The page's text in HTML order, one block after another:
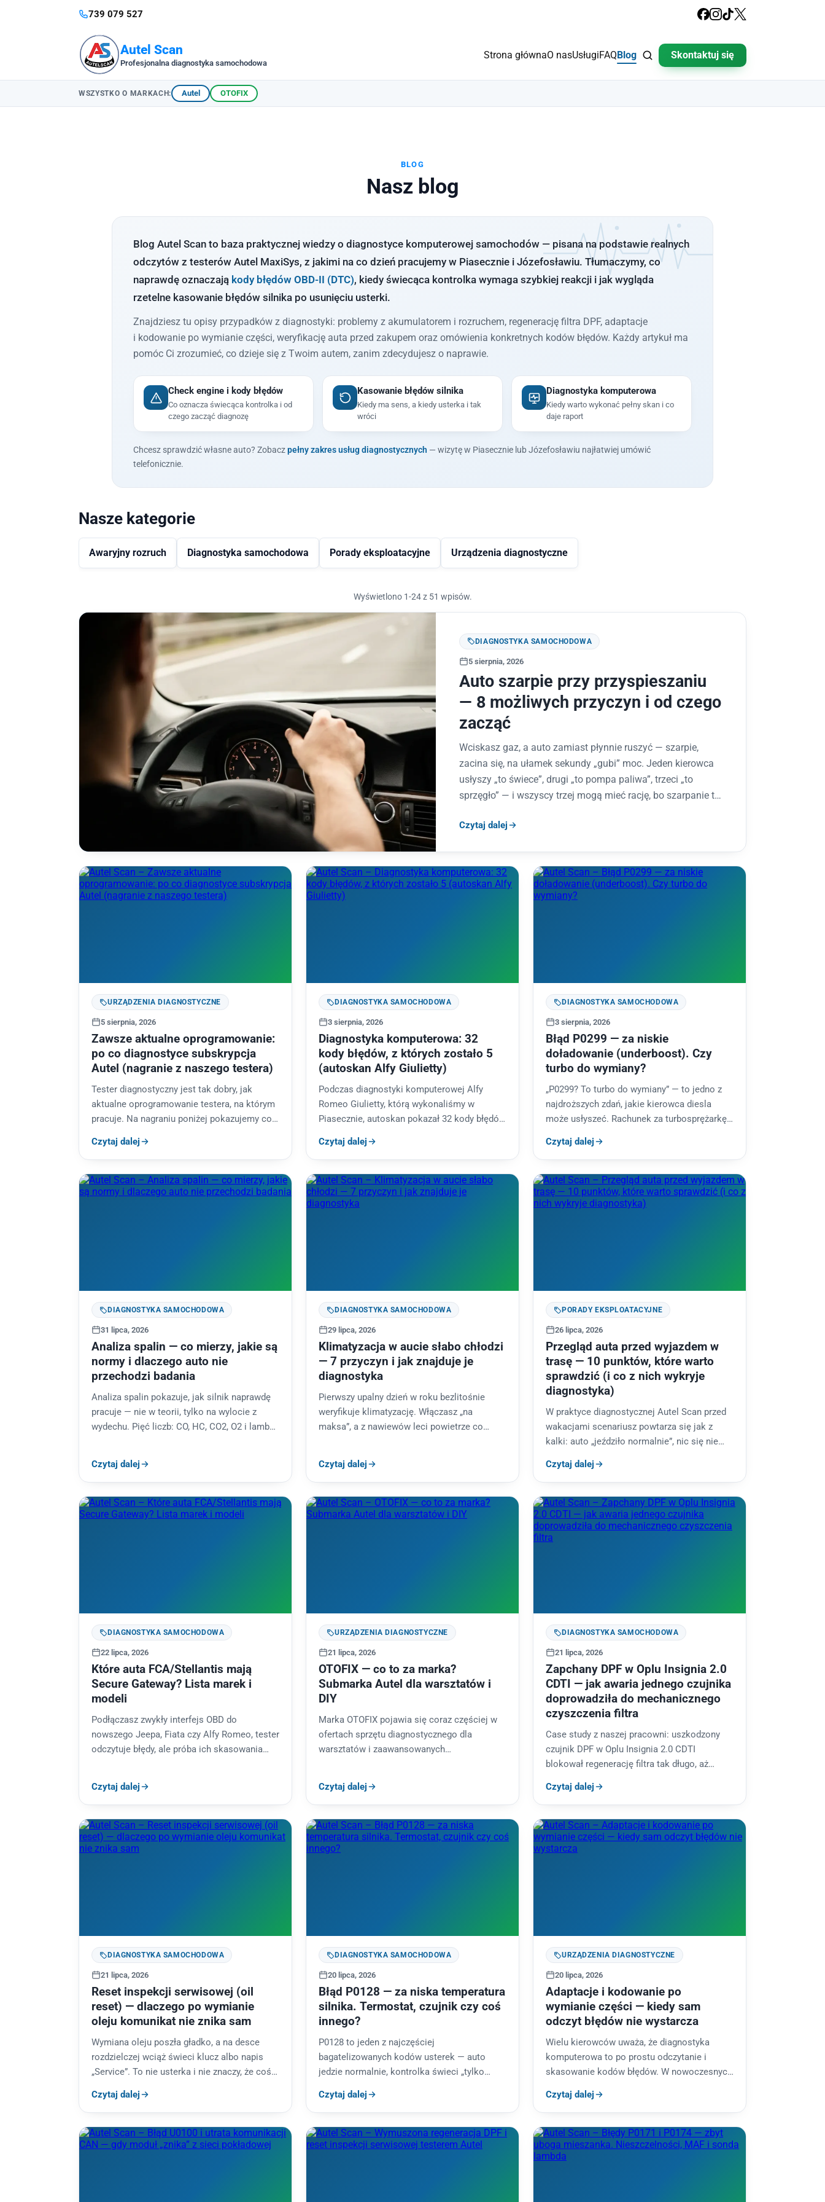
739 079 527
Autel Scan
Profesjonalna diagnostyka samochodowa
Strona głównaO nasUsługiFAQBlog Skontaktuj się
WSZYSTKO O MARKACH: Autel OTOFIX
BLOG
Nasz blog
Blog Autel Scan to baza praktycznej wiedzy o diagnostyce komputerowej samochodów — pisana na podstawie realnych
odczytów z testerów Autel MaxiSys, z jakimi na co dzień pracujemy w Piasecznie i Józefosławiu. Tłumaczymy, co
naprawdę oznaczają kody błędów OBD-II (DTC), kiedy świecąca kontrolka wymaga szybkiej reakcji i jak wygląda
rzetelne kasowanie błędów silnika po usunięciu usterki.
Znajdziesz tu opisy przypadków z diagnostyki: problemy z akumulatorem i rozruchem, regenerację filtra DPF, adaptacje
i kodowanie po wymianie części, weryfikację auta przed zakupem oraz omówienia konkretnych kodów błędów. Każdy artykuł ma
pomóc Ci zrozumieć, co dzieje się z Twoim autem, zanim zdecydujesz o naprawie.
Check engine i kody błędów
Co oznacza świecąca kontrolka i od
czego zacząć diagnozę
Kasowanie błędów silnika
Kiedy ma sens, a kiedy usterka i tak
wróci
Diagnostyka komputerowa
Kiedy warto wykonać pełny skan i co
daje raport
Chcesz sprawdzić własne auto? Zobaczpełny zakres usług diagnostycznych — wizytę w Piasecznie lub Józefosławiu najłatwiej umówić
telefonicznie.
Nasze kategorie
Awaryjny rozruch Diagnostyka samochodowa Porady eksploatacyjne Urządzenia diagnostyczne
Wyświetlono 1-24 z 51 wpisów.
DIAGNOSTYKA SAMOCHODOWA
5 sierpnia, 2026
Auto szarpie przy przyspieszaniu
— 8 możliwych przyczyn i od czego
zacząć
Wciskasz gaz, a auto zamiast płynnie ruszyć — szarpie,
zacina się, na ułamek sekundy „gubi” moc. Jeden kierowca
usłyszy „to świece”, drugi „to pompa paliwa”, trzeci „to
sprzęgło” — i wszyscy trzej mogą mieć rację, bo szarpanie to
Czytaj dalej
URZĄDZENIA DIAGNOSTYCZNE
5 sierpnia, 2026
Zawsze aktualne oprogramowanie:
po co diagnostyce subskrypcja
Autel (nagranie z naszego testera)
Tester diagnostyczny jest tak dobry, jak
aktualne oprogramowanie testera, na którym
pracuje. Na nagraniu poniżej pokazujemy coś,
nasz Autel MaxiCOM…
Czytaj dalej
DIAGNOSTYKA SAMOCHODOWA
3 sierpnia, 2026
Diagnostyka komputerowa: 32
kody błędów, z których zostało 5
(autoskan Alfy Giulietty)
Podczas diagnostyki komputerowej Alfy
Romeo Giulietty, którą wykonaliśmy w
Piasecznie, autoskan pokazał 32 kody błędów
pamięci wróciło pięć, a po kilku…
Czytaj dalej
DIAGNOSTYKA SAMOCHODOWA
3 sierpnia, 2026
Błąd P0299 — za niskie
doładowanie (underboost). Czy
turbo do wymiany?
„P0299? To turbo do wymiany” — to jedno z
najdroższych zdań, jakie kierowca diesla
może usłyszeć. Rachunek za turbosprężarkę z
złotych.…
Czytaj dalej
DIAGNOSTYKA SAMOCHODOWA
31 lipca, 2026
Analiza spalin — co mierzy, jakie są
normy i dlaczego auto nie
przechodzi badania
Analiza spalin pokazuje, jak silnik naprawdę
pracuje — nie w teorii, tylko na wylocie z
wydechu. Pięć liczb: CO, HC, CO2, O2 i lambda
Czytaj dalej
DIAGNOSTYKA SAMOCHODOWA
29 lipca, 2026
Klimatyzacja w aucie słabo chłodzi
— 7 przyczyn i jak znajduje je
diagnostyka
Pierwszy upalny dzień w roku bezlitośnie
weryfikuje klimatyzację. Włączasz „na
maksa”, a z nawiewów leci powietrze co
Czytaj dalej
PORADY EKSPLOATACYJNE
26 lipca, 2026
Przegląd auta przed wyjazdem w
trasę — 10 punktów, które warto
sprawdzić (i co z nich wykryje
diagnostyka)
W praktyce diagnostycznej Autel Scan przed
wakacjami scenariusz powtarza się jak z
kalki: auto „jeździło normalnie”, nic się nie
kilka…
Czytaj dalej
DIAGNOSTYKA SAMOCHODOWA
22 lipca, 2026
Które auta FCA/Stellantis mają
Secure Gateway? Lista marek i
modeli
Podłączasz zwykły interfejs OBD do
nowszego Jeepa, Fiata czy Alfy Romeo, tester
odczytuje błędy, ale próba ich skasowania
Czytaj dalej
URZĄDZENIA DIAGNOSTYCZNE
21 lipca, 2026
OTOFIX — co to za marka?
Submarka Autel dla warsztatów i
DIY
Marka OTOFIX pojawia się coraz częściej w
ofertach sprzętu diagnostycznego dla
warsztatów i zaawansowanych
Czytaj dalej
DIAGNOSTYKA SAMOCHODOWA
21 lipca, 2026
Zapchany DPF w Oplu Insignia 2.0
CDTI — jak awaria jednego czujnika
doprowadziła do mechanicznego
czyszczenia filtra
Case study z naszej pracowni: uszkodzony
czujnik DPF w Oplu Insignia 2.0 CDTI
blokował regenerację filtra tak długo, aż
Zobacz, jak wczesna…
Czytaj dalej
DIAGNOSTYKA SAMOCHODOWA
21 lipca, 2026
Reset inspekcji serwisowej (oil
reset) — dlaczego po wymianie
oleju komunikat nie znika sam
Wymiana oleju poszła gładko, a na desce
rozdzielczej wciąż świeci klucz albo napis
„Service”. To nie usterka i nie znaczy, że coś
Czytaj dalej
DIAGNOSTYKA SAMOCHODOWA
20 lipca, 2026
Błąd P0128 — za niska temperatura
silnika. Termostat, czujnik czy coś
innego?
P0128 to jeden z najczęściej
bagatelizowanych kodów usterek — auto
jedzie normalnie, kontrolka świeci „tylko
niż kiedyś. Tymczasem silnik…
Czytaj dalej
URZĄDZENIA DIAGNOSTYCZNE
20 lipca, 2026
Adaptacje i kodowanie po
wymianie części — kiedy sam
odczyt błędów nie wystarcza
Wielu kierowców uważa, że diagnostyka
komputerowa to po prostu odczytanie i
skasowanie kodów błędów. W nowoczesnych
częściej po samej wymianie…
Czytaj dalej